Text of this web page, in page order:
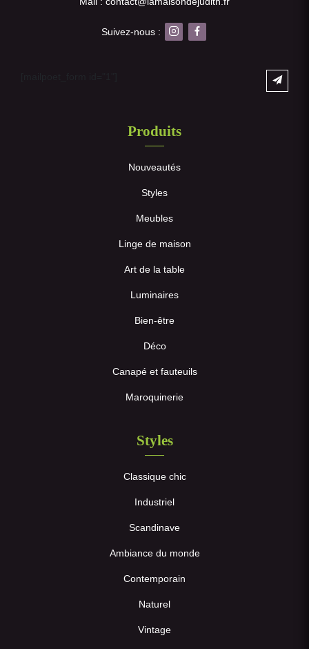
Suivez-nous :
Produits
Nouveautés
Styles
Meubles
Linge de maison
Art de la table
Luminaires
Bien-être
Déco
Canapé et fauteuils
Maroquinerie
Styles
Classique chic
Industriel
Scandinave
Ambiance du monde
Contemporain
Naturel
Vintage